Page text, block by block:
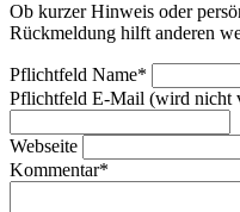
Ob kurzer Hinweis oder
Rückmeldung hilft anderen
Pflichtfeld Name*
Pflichtfeld E-Mail (wird nicht
Webseite
Kommentar*